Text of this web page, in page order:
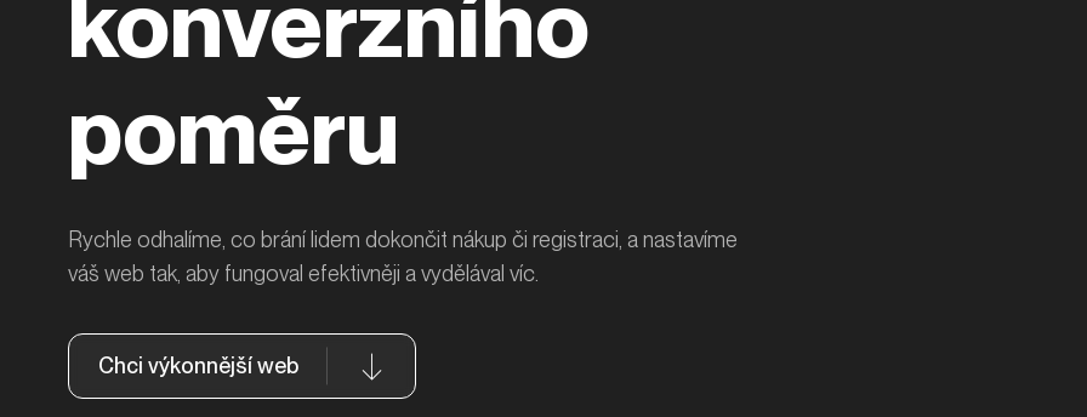
konverzního
poměru
Rychle odhalíme, co brání lidem dokončit nákup či registraci, a nastavíme
váš web tak, aby fungoval efektivněji a vydělával víc.
Chci výkonnější web